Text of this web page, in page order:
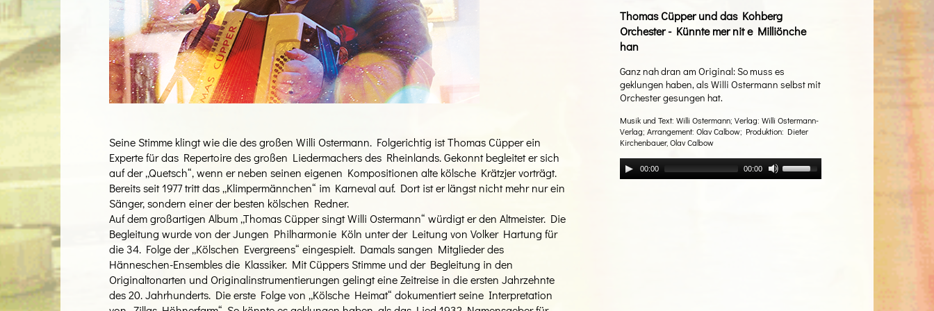
Seine Stimme klingt wie die des großen Willi Ostermann. Folgerichtig ist Thomas Cüpper ein
Experte für das Repertoire des großen Liedermachers des Rheinlands. Gekonnt begleitet er sich
auf der „Quetsch“, wenn er neben seinen eigenen Kompositionen alte kölsche Krätzjer vorträgt.
Bereits seit 1977 tritt das „Klimpermännchen“ im Karneval auf. Dort ist er längst nicht mehr nur ein
Sänger, sondern einer der besten kölschen Redner.
Auf dem großartigen Album „Thomas Cüpper singt Willi Ostermann“ würdigt er den Altmeister. Die
Begleitung wurde von der Jungen Philharmonie Köln unter der Leitung von Volker Hartung für
die 34. Folge der „Kölschen Evergreens“ eingespielt. Damals sangen Mitglieder des
Hänneschen-Ensembles die Klassiker. Mit Cüppers Stimme und der Begleitung in den
Originaltonarten und Originalinstrumentierungen gelingt eine Zeitreise in die ersten Jahrzehnte
des 20. Jahrhunderts. Die erste Folge von „Kölsche Heimat“ dokumentiert seine Interpretation
Thomas Cüpper und das Kohberg
Orchester - Künnte mer nit e Milliönche
han
Ganz nah dran am Original: So muss es
geklungen haben, als Willi Ostermann selbst mit
Orchester gesungen hat.
Musik und Text: Willi Ostermann; Verlag: Willi Ostermann-
Verlag; Arrangement: Olav Calbow; Produktion: Dieter
Kirchenbauer, Olav Calbow
00:00 00:00